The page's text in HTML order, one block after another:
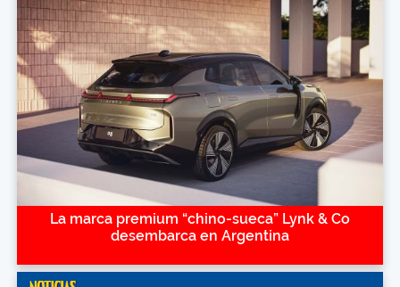
La marca premium “chino-sueca” Lynk & Co
desembarca en Argentina